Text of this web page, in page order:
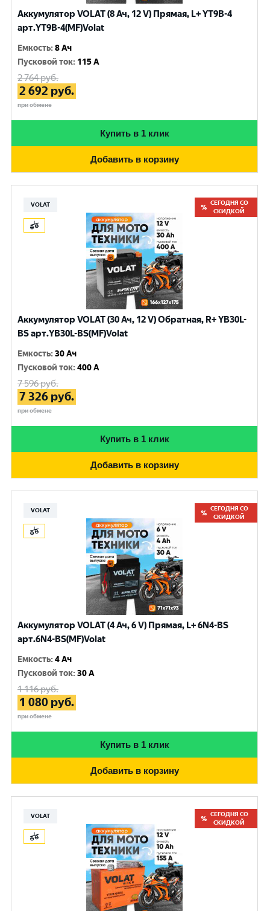
Аккумулятор VOLAT (8 Ач, 12 V) Прямая, L+ YT9B-4
арт.YT9B-4(MF)Volat
Емкость:8 Ач
Пусковой ток: 115 A
2 764руб.
2 692 руб.
при обмене
Купить в 1 клик
Добавить в корзину
VOLAT
СЕГОДНЯ СО
СКИДКОЙ
Аккумулятор VOLAT (30 Ач, 12 V) Обратная, R+ YB30L-
BS арт.YB30L-BS(MF)Volat
Емкость:30 Ач
Пусковой ток:400 A
7 596руб.
7 326 руб.
при обмене
Купить в 1 клик
Добавить в корзину
VOLAT
СЕГОДНЯ СО
СКИДКОЙ
Аккумулятор VOLAT (4 Ач, 6 V) Прямая, L+ 6N4-BS
арт.6N4-BS(MF)Volat
Емкость:4 Ач
Пусковой ток:30 A
1 116руб.
1 080 руб.
при обмене
Купить в 1 клик
Добавить в корзину
VOLAT
СЕГОДНЯ СО
СКИДКОЙ